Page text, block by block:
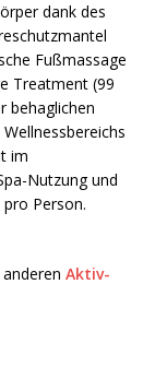
dank des
Fußmassage
Treatment (99
behaglichen
im
Nutzung und
Person.
Aktiv-